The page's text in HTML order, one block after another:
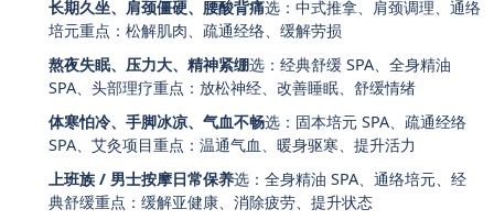
长期久坐、肩颈僵硬、腰酸背痛选：中式推拿、肩颈调理、通络
培元重点：松解肌肉、疏通经络、缓解劳损
熬夜失眠、压力大、精神紧绷选：经典舒缓 SPA、全身精油
SPA、头部理疗重点：放松神经、改善睡眠、舒缓情绪
体寒怕冷、手脚冰凉、气血不畅选：固本培元 SPA、疏通经络
SPA、艾灸项目重点：温通气血、暖身驱寒、提升活力
上班族 / 男士按摩日常保养选：全身精油 SPA、通络培元、经
典舒缓重点：缓解亚健康、消除疲劳、提升状态